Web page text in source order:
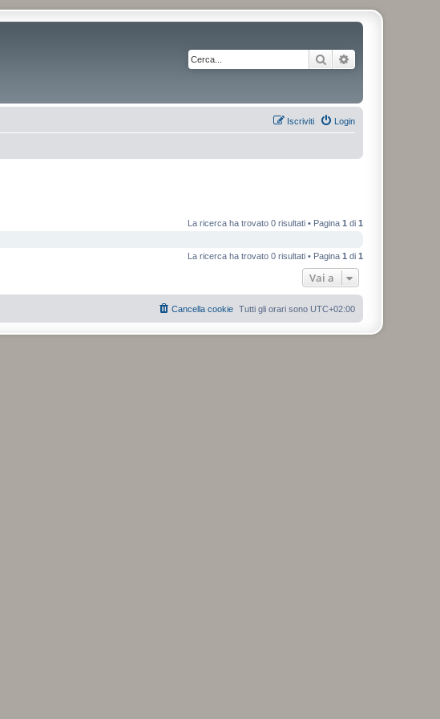
Cerca
Login
Iscriviti
La ricerca ha trovato 0 risultati • Pagina 1 di 1
La ricerca ha trovato 0 risultati • Pagina 1 di 1
Vai a
Tutti gli orari sono UTC+02:00
Cancella cookie